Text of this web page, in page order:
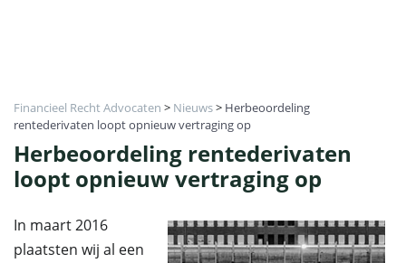
Financieel Recht Advocaten > Nieuws> Herbeoordeling
rentederivaten loopt opnieuw vertraging op
Herbeoordeling rentederivaten
loopt opnieuw vertraging op
In maart 2016
plaatsten wij al een